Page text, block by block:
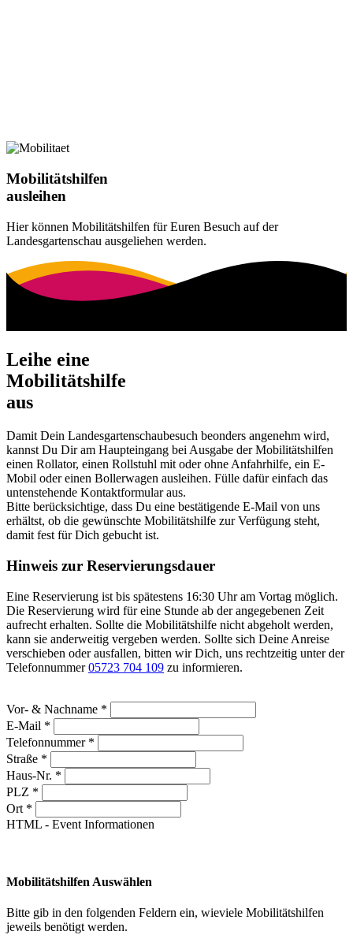
Mobilitäts­hilfen
ausleihen
Hier können Mobilitätshilfen für Euren Besuch auf der
Landesgartenschau ausgeliehen werden.
Leihe eine
Mobilitäts­hilfe
aus
Damit Dein Landesgartenschaubesuch beonders angenehm wird,
kannst Du Dir am Haupteingang bei Ausgabe der Mobilitätshilfen
einen Rollator, einen Rollstuhl mit oder ohne Anfahrhilfe, ein E-
Mobil oder einen Bollerwagen ausleihen. Fülle dafür einfach das
untenstehende Kontaktformular aus.
Bitte berücksichtige, dass Du eine bestätigende E-Mail von uns
erhältst, ob die gewünschte Mobilitätshilfe zur Verfügung steht,
damit fest für Dich gebucht ist.
Hinweis zur Reservierungsdauer
Eine Reservierung ist bis spätestens 16:30 Uhr am Vortag möglich.
Die Reservierung wird für eine Stunde ab der angegebenen Zeit
aufrecht erhalten. Sollte die Mobilitätshilfe nicht abgeholt werden,
kann sie anderweitig vergeben werden. Sollte sich Deine Anreise
verschieben oder ausfallen, bitten wir Dich, uns rechtzeitig unter der
Telefonnummer05723 704 109 zu informieren.
Vor- & Nachname *
E-Mail *
Telefonnummer *
Straße *
Haus-Nr. *
PLZ *
Ort *
HTML - Event Informationen
Mobilitätshilfen Auswählen
Bitte gib in den folgenden Feldern ein, wieviele Mobilitätshilfen
jeweils benötigt werden.